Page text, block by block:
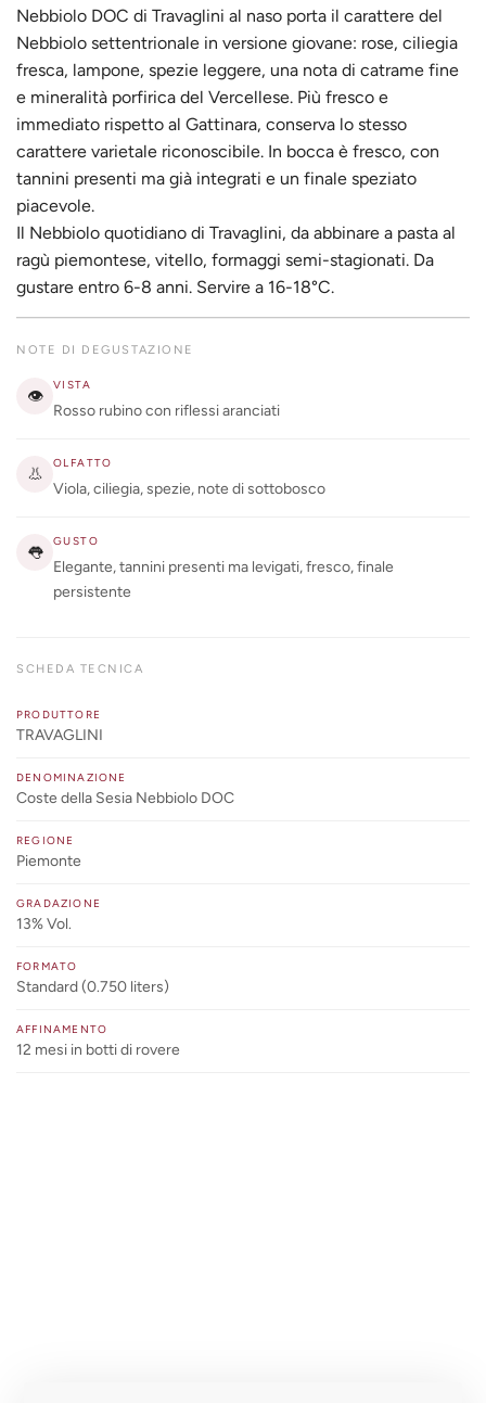
Nebbiolo DOC di Travaglini al naso porta il carattere del
Nebbiolo settentrionale in versione giovane: rose, ciliegia
fresca, lampone, spezie leggere, una nota di catrame fine
e mineralità porfirica del Vercellese. Più fresco e
immediato rispetto al Gattinara, conserva lo stesso
carattere varietale riconoscibile. In bocca è fresco, con
tannini presenti ma già integrati e un finale speziato
piacevole.
Il Nebbiolo quotidiano di Travaglini, da abbinare a pasta al
ragù piemontese, vitello, formaggi semi-stagionati. Da
gustare entro 6-8 anni. Servire a 16-18°C.
NOTE DI DEGUSTAZIONE
👁
VISTA
Rosso rubino con riflessi aranciati
👃
OLFATTO
Viola, ciliegia, spezie, note di sottobosco
👅
GUSTO
Elegante, tannini presenti ma levigati, fresco, finale
persistente
SCHEDA TECNICA
PRODUTTORE
TRAVAGLINI
DENOMINAZIONE
Coste della Sesia Nebbiolo DOC
REGIONE
Piemonte
GRADAZIONE
13% Vol.
FORMATO
Standard (0.750 liters)
AFFINAMENTO
12 mesi in botti di rovere